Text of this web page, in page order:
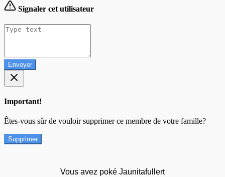
Signaler cet utilisateur
Envoyer
Important!
Êtes-vous sûr de vouloir supprimer ce membre de votre famille?
Supprimer
Vous avez poké Jaunitafullert